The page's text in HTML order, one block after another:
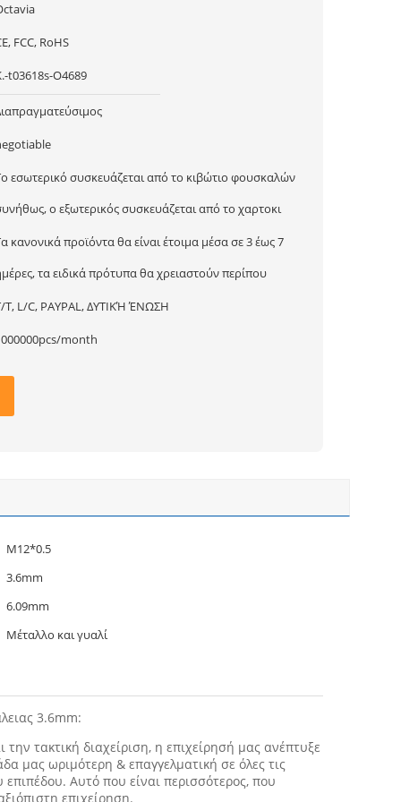
FCC, RoHS
t03618s-O4689
εσωτερικό συσκευάζεται από το κιβώτιο φουσκαλών
ο εξωτερικός συσκευάζεται από το χαρτοκι
κανονικά προϊόντα θα είναι έτοιμα μέσα σε 3 έως 7
τα ειδικά πρότυπα θα χρειαστούν περίπου
T, L/C, PAYPAL, ΔΥΤΙΚΉ ΈΝΩΣΗ
month
M12*0.5
3.6mm
6.09mm
Μέταλλο και γυαλί
3.6mm:
τακτική διαχείριση, η επιχείρησή μας ανέπτυξε
μας ωριμότερη & επαγγελματική σε όλες τις
Αυτό που είναι περισσότερος, που
επιχείρηση.